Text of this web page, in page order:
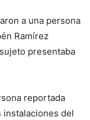
a una persona
Ramírez
presentaba
reportada
instalaciones del